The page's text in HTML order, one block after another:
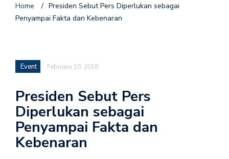
Home / Presiden Sebut Pers Diperlukan sebagai
Penyampai Fakta dan Kebenaran
Event February 10, 2018
Presiden Sebut Pers
Diperlukan sebagai
Penyampai Fakta dan
Kebenaran